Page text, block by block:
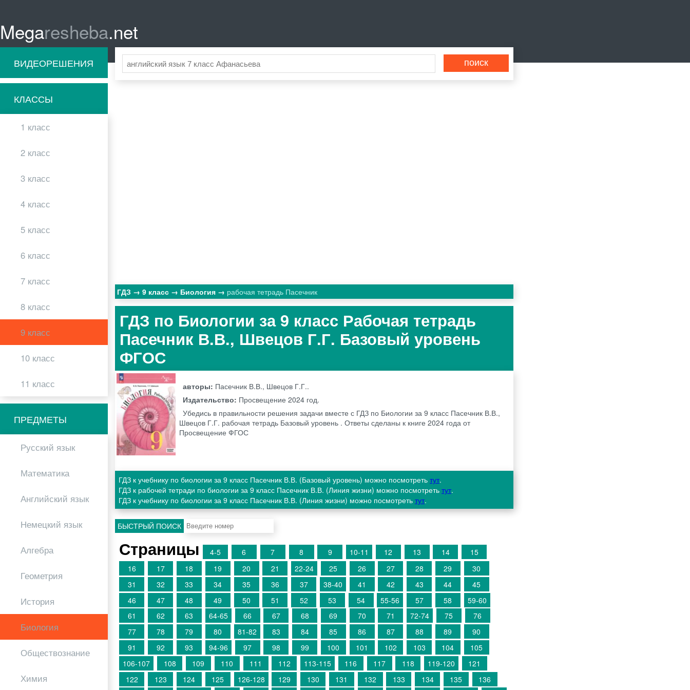
Megaresheba.net
ВИДЕОРЕШЕНИЯ
КЛАССЫ
1 класс
2 класс
3 класс
4 класс
5 класс
6 класс
7 класс
8 класс
9 класс
10 класс
11 класс
ПРЕДМЕТЫ
Русский язык
Математика
Английский язык
Немецкий язык
Алгебра
Геометрия
История
Биология
Обществознание
Химия
ГДЗ 9 класс Биология рабочая тетрадь Пасечник
ГДЗ по Биологии за 9 класс Рабочая тетрадь
Пасечник В.В., Швецов Г.Г. Базовый уровень
ФГОС
авторы: Пасечник В.В., Швецов Г.Г..
Издательство: Просвещение 2024 год.
Убедись в правильности решения задачи вместе с ГДЗ по Биологии за 9 класс Пасечник В.В.,
Швецов Г.Г. рабочая тетрадь Базовый уровень . Ответы сделаны к книге 2024 года от
Просвещение ФГОС
ГДЗ к учебнику по биологии за 9 класс Пасечник В.В. (Базовый уровень) можно посмотреть тут.
ГДЗ к рабочей тетради по биологии за 9 класс Пасечник В.В. (Линия жизни) можно посмотреть тут.
ГДЗ к учебнику по биологии за 9 класс Пасечник В.В. (Линия жизни) можно посмотреть тут.
БЫСТРЫЙ ПОИСК
Страницы 4-5 6 7 8 9 10-11 12 13 14
15
16
17 18 19 20 21 22-24 25 26 27 28 29
30
31
32 33 34 35 36 37 38-40 41 42 43 44
45
46
47 48 49 50 51 52 53 54 55-56 57 58
59-60
61
62 63 64-65 66 67 68 69 70 71 72-74 75
76
77
78 79 80 81-82 83 84 85 86 87 88 89
90
91
92 93 94-96 97 98 99 100 101 102 103 104
105
106-107
108 109 110 111 112 113-115 116 117 118 119-120
121
122
123 124 125 126-128 129 130 131 132 133 134 135
136